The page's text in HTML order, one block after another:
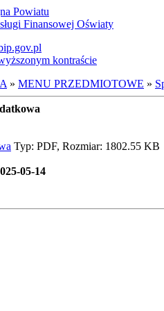
Powiatu
Finansowej Oświaty
» MENU PRZEDMIOTOWE »
Typ: PDF, Rozmiar: 1802.55 KB
05-14